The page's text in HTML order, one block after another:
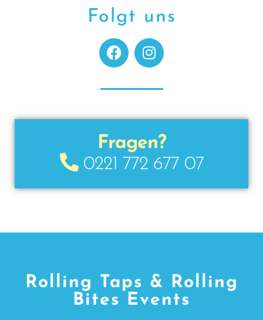
Folgt uns
Fragen?
0221 772 677 07
Rolling Taps & Rolling
Bites Events